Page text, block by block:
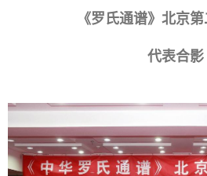
《罗氏通谱》北京
代表合影